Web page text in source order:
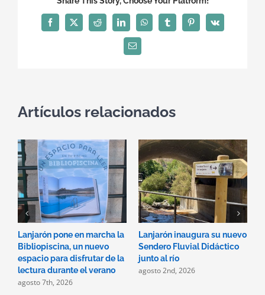
Facebook
X Reddit LinkedInWhatsAppTumblrPinterest
Vk
Correo
electrónico
Artículos relacionados
Lanjarón pone en marcha la
Bibliopiscina, un nuevo
espacio para disfrutar de la
lectura durante el verano
agosto 7th, 2026
Lanjarón inaugura su nuevo
Sendero Fluvial Didáctico
junto al río
agosto 2nd, 2026